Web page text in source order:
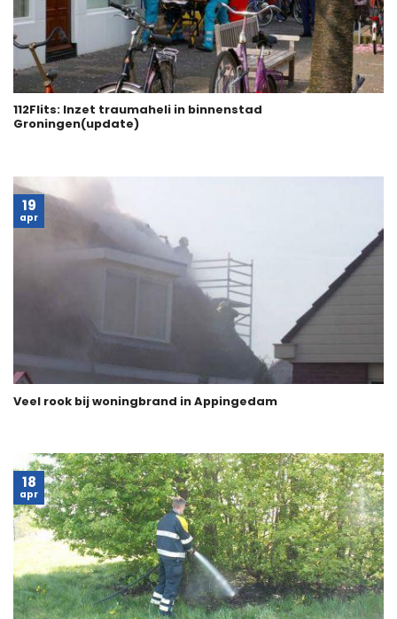
112Flits: Inzet traumaheli in binnenstad
Groningen(update)
Veel rook bij woningbrand in Appingedam
19
apr
18
apr